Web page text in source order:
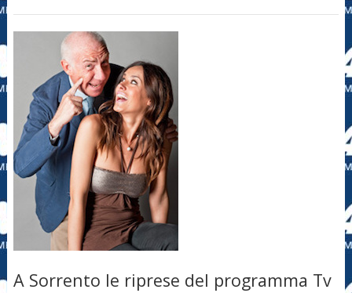
A Sorrento le riprese del programma Tv